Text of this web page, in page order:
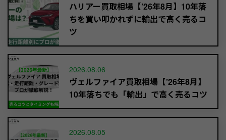
ハリアー買取相場【’26年8月】10年落
ちを買い叩かれずに輸出で高く売るコ
ツ
2026.08.06
ヴェルファイア買取相場【’26年8月】
10年落ちでも「輸出」で高く売るコツ
2026.08.05